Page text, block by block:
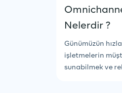
Nelerdir ?
Günümüzün
işletmelerin
sunabilmek ve